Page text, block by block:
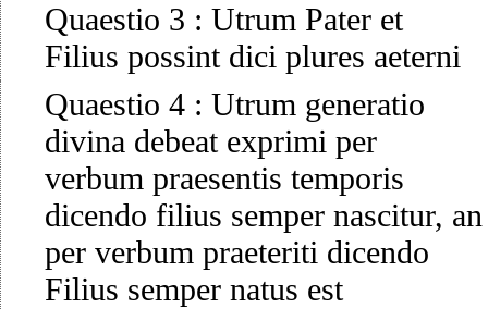
Quaestio 3 : Utrum Pater et
Filius possint dici plures aeterni
Quaestio 4 : Utrum generatio
divina debeat exprimi per
verbum praesentis temporis
dicendo filius semper nascitur, an
per verbum praeteriti dicendo
Filius semper natus est